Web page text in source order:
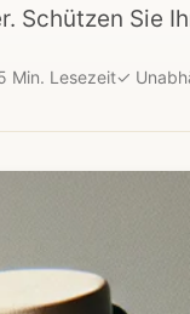
Schützen Sie
Min. Lesezeit✓